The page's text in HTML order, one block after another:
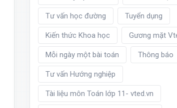
Tư vấn học đường Tuyển dụng
Kiến thức Khoa học Gương mặt
Mỗi ngày một bài toán Thông báo
Tư vấn Hướng nghiệp
Tài liệu môn Toán lớp 11- vted.vn